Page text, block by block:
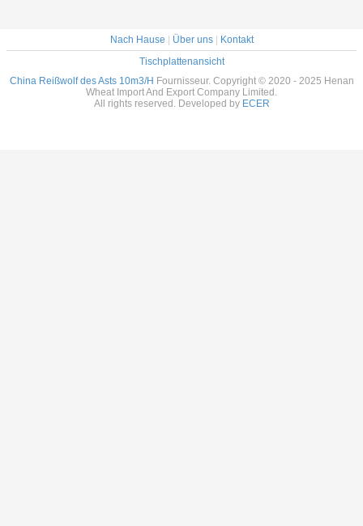
Nach Hause Über uns|
Kontakt
Tischplattenansicht
China Reißwolf des Asts 10m3/H Fournisseur. Copyright © 2020 - 2025 Henan
Wheat Import And Export Company Limited.
All rights reserved. Developed by ECER